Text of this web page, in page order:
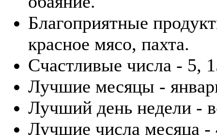
Благоприятные
красное мясо, пахта.
Счастливые числа - 5,
Лучшие месяцы -
Лучший день недели -
Лучшие числа месяца -